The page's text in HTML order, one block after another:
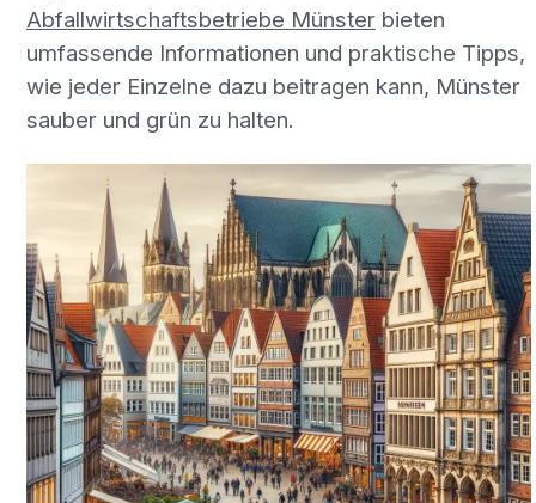
Abfallwirtschaftsbetriebe Münsterbieten
umfassende Informationen und praktische Tipps,
wie jeder Einzelne dazu beitragen kann, Münster
sauber und grün zu halten.